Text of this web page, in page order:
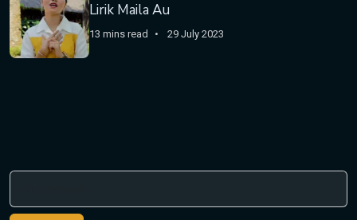
Lirik Maila Au
13 mins read 29 July 2023